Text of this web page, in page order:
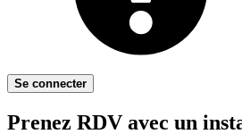
Se connecter
Prenez RDV avec un